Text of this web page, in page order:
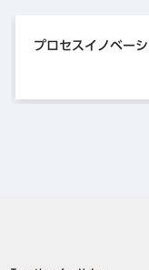
プロセスイノベー